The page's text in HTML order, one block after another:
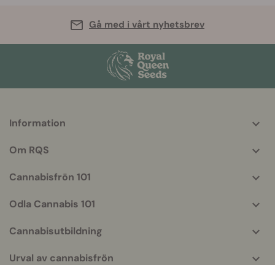
Gå med i vårt nyhetsbrev
info
Information
Om RQS
Cannabisfrön 101
Odla Cannabis 101
Cannabisutbildning
Urval av cannabisfrön